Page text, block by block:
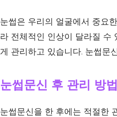
눈썹은 우리의 얼굴에서 중요
라 전체적인 인상이 달라질 수
게 관리하고 있습니다. 눈썹문
눈썹문신 후 관리 방법
눈썹문신을 한 후에는 적절한